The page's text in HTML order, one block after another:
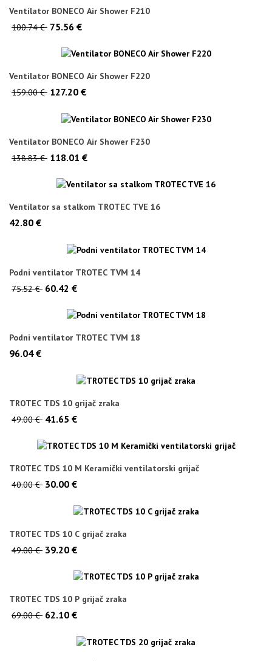
Ventilator BONECO Air Shower F210
100.74 € 75.56 €
Ventilator BONECO Air Shower F220
159.00 € 127.20 €
Ventilator BONECO Air Shower F230
138.83 € 118.01 €
Ventilator sa stalkom TROTEC TVE 16
42.80 €
Podni ventilator TROTEC TVM 14
75.52 € 60.42 €
Podni ventilator TROTEC TVM 18
96.04 €
TROTEC TDS 10 grijač zraka
49.00 € 41.65 €
TROTEC TDS 10 M Keramički ventilatorski grijač
40.00 € 30.00 €
TROTEC TDS 10 C grijač zraka
49.00 € 39.20 €
TROTEC TDS 10 P grijač zraka
69.00 € 62.10 €